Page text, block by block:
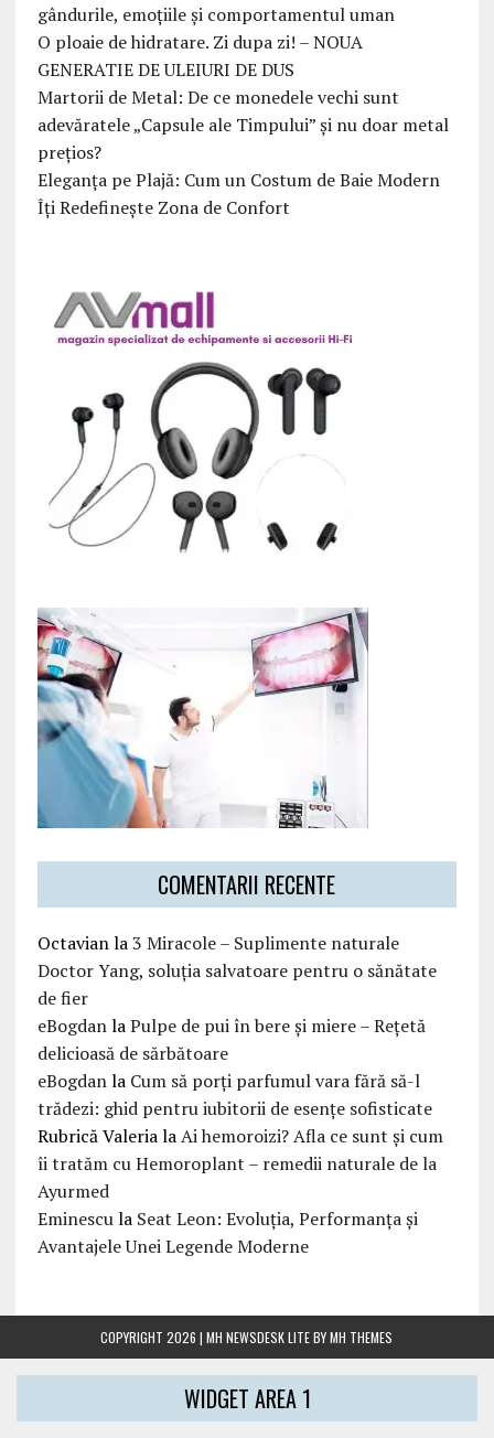
gândurile, emoțiile și comportamentul uman
O ploaie de hidratare. Zi dupa zi! – NOUA
GENERATIE DE ULEIURI DE DUS
Martorii de Metal: De ce monedele vechi sunt
adevăratele „Capsule ale Timpului” și nu doar metal
prețios?
Eleganța pe Plajă: Cum un Costum de Baie Modern
Îți Redefinește Zona de Confort
COMENTARII RECENTE
Octavianla3 Miracole – Suplimente naturale
Doctor Yang, soluția salvatoare pentru o sănătate
de fier
eBogdanlaPulpe de pui în bere și miere – Rețetă
delicioasă de sărbătoare
eBogdanla Cum să porți parfumul vara fără să-l
trădezi: ghid pentru iubitorii de esențe sofisticate
Rubrică ValerialaAi hemoroizi? Afla ce sunt și cum
îi tratăm cu Hemoroplant – remedii naturale de la
Ayurmed
Eminescula Seat Leon: Evoluția, Performanța și
Avantajele Unei Legende Moderne
COPYRIGHT 2026 | MH NEWSDESK LITE BYMH THEMES
WIDGET AREA 1